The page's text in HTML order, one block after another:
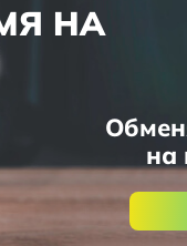
НА
на